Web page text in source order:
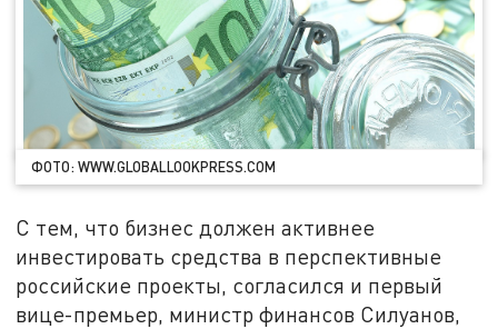
ФОТО: WWW.GLOBALLOOKPRESS.COM
С тем, что бизнес должен активнее
инвестировать средства в перспективные
российские проекты, согласился и первый
вице-премьер, министр финансов Силуанов,